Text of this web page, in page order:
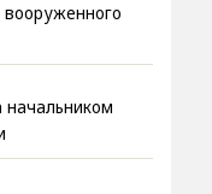
начальником